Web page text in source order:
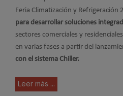
Feria Climatización y Refrigeración
para desarrollar soluciones
sectores comerciales y
en varias fases a partir del
con el sistema Chiller.
Leer más ...